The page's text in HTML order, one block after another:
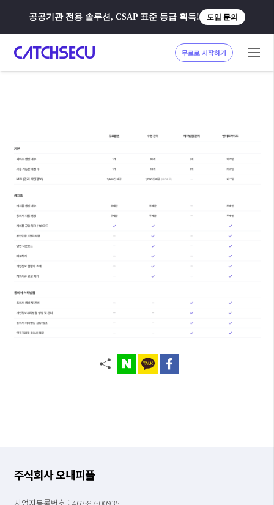
공공기관 전용 솔루션, CSAP 표준 등급 획득! 도입 문의
무료로 시작하기
주식회사 오내피플
사업자등록번호 : 463-87-00935